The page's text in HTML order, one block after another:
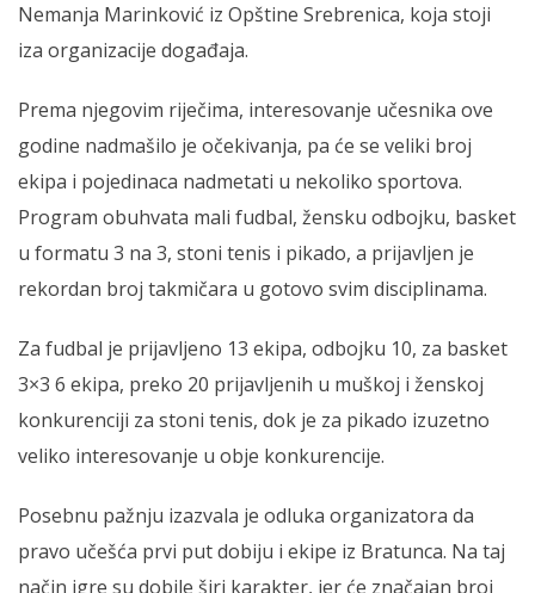
Nemanja Marinković iz Opštine Srebrenica, koja stoji
iza organizacije događaja.
Prema njegovim riječima, interesovanje učesnika ove
godine nadmašilo je očekivanja, pa će se veliki broj
ekipa i pojedinaca nadmetati u nekoliko sportova.
Program obuhvata mali fudbal, žensku odbojku, basket
u formatu 3 na 3, stoni tenis i pikado, a prijavljen je
rekordan broj takmičara u gotovo svim disciplinama.
Za fudbal je prijavljeno 13 ekipa, odbojku 10, za basket
3×3 6 ekipa, preko 20 prijavljenih u muškoj i ženskoj
konkurenciji za stoni tenis, dok je za pikado izuzetno
veliko interesovanje u obje konkurencije.
Posebnu pažnju izazvala je odluka organizatora da
pravo učešća prvi put dobiju i ekipe iz Bratunca. Na taj
način igre su dobile širi karakter, jer će značajan broj